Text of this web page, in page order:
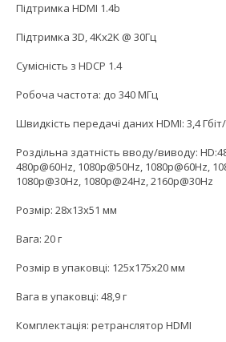
Підтримка HDMI 1.4b
Підтримка 3D, 4Kx2K @ 30Гц
Сумісність з HDCP 1.4
Робоча частота: до 340 МГц
Швидкість передачі даних HDMI: 3,4
Роздільна здатність вводу/виводу:
480p@60Hz, 1080p@50Hz, 1080p@60Hz,
1080p@30Hz, 1080p@24Hz, 2160p@30Hz
Розмір: 28x13x51 мм
Вага: 20 г
Розмір в упаковці: 125х175х20 мм
Вага в упаковці: 48,9 г
Комплектація: ретранслятор HDMI